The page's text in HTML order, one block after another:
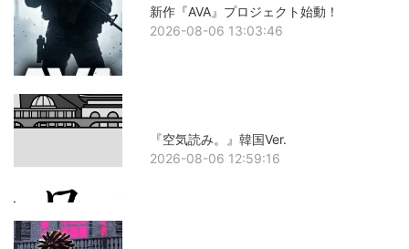
新作『AVA』プロジェクト始動！
2026-08-06 13:03:46
『空気読み。』韓国Ver.
2026-08-06 12:59:16